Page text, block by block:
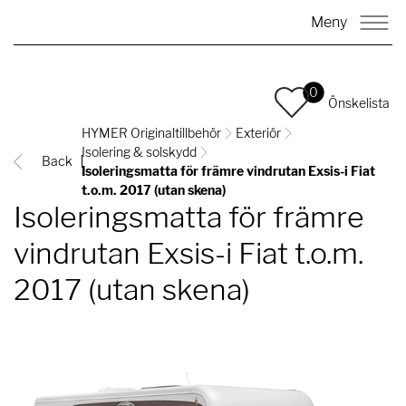
Meny
0
Önskelista
Back
HYMER Originaltillbehör
Exteriör
Isolering & solskydd
Isoleringsmatta för främre vindrutan Exsis-i Fiat
t.o.m. 2017 (utan skena)
Isoleringsmatta för främre
vindrutan Exsis-i Fiat t.o.m.
2017 (utan skena)